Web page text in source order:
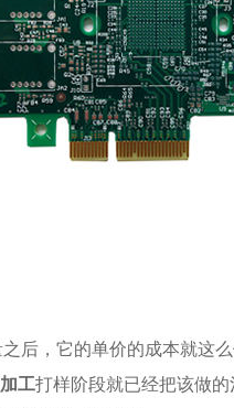
后，它的单价的成本就这么
工打样阶段就已经把该做